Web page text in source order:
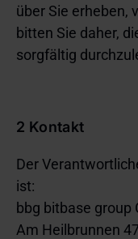
über Sie erheben,
bitten Sie daher,
sorgfältig
2 Kontakt
Der
ist:
bbg bitbase group
Am Heilbrunnen 47